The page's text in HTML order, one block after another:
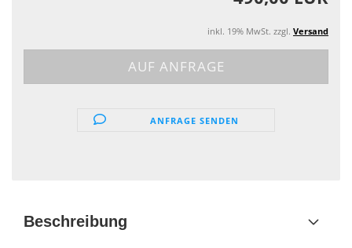
inkl. 19% MwSt. zzgl. Versand
ANFRAGE SENDEN
Beschreibung